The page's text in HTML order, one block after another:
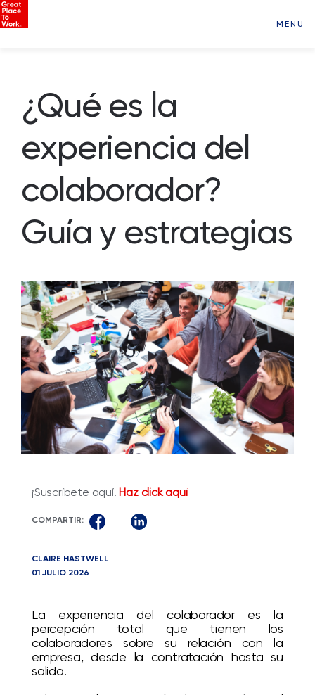
MENU
¿Qué es la
experiencia del
colaborador?
Guía y estrategias
¡Suscríbete aquí! Haz click aquí
COMPARTIR:
CLAIRE HASTWELL
01 JULIO 2026
La experiencia del colaborador es la
percepción total que tienen los
colaboradores sobre su relación con la
empresa, desde la contratación hasta su
salida.